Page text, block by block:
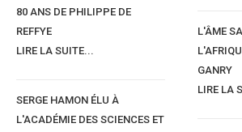
80 ANS DE PHILIPPE DE
REFFYE
LIRE LA SUITE...
SERGE HAMON ÉLU À
L'ACADÉMIE DES SCIENCES ET
L'ÂME
GANRY
LIRE LA